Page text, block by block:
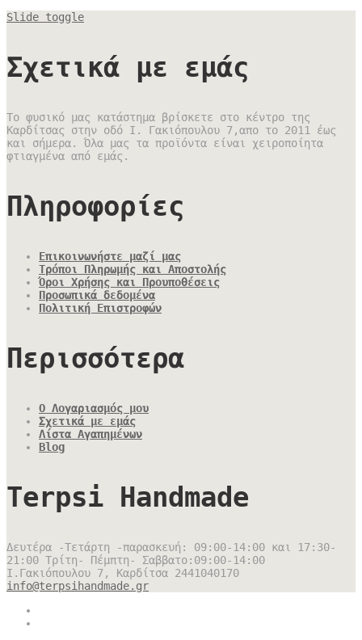
Slide toggle
Σχετικά με εμάς
Το φυσικό μας κατάστημα βρίσκετε στο κέντρο της
Καρδίτσας στην οδό Ι. Γακιόπουλου 7,απο το 2011 έως
και σήμερα. Όλα μας τα προϊόντα είναι χειροποίητα
φτιαγμένα από εμάς.
Πληροφορίες
Επικοινωνήστε μαζί μας
Τρόποι Πληρωμής και Αποστολής
Όροι Χρήσης και Προυποθέσεις
Προσωπικά δεδομένα
Πολιτική Επιστροφών
Περισσότερα
Ο Λογαριασμός μου
Σχετικά με εμάς
Λίστα Αγαπημένων
Blog
Terpsi Handmade
Δευτέρα -Τετάρτη -παρασκευή: 09:00-14:00 και 17:30-
21:00 Τρίτη- Πέμπτη- Σαββατο:09:00-14:00
Ι.Γακιόπουλου 7, Καρδίτσα 2441040170
info@terpsihandmade.gr